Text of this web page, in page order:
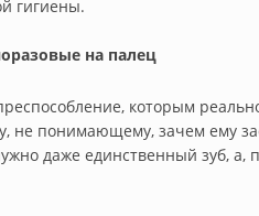
гигиены.
на палец
которым
не понимающему, зачем ему
даже единственный зуб, а,